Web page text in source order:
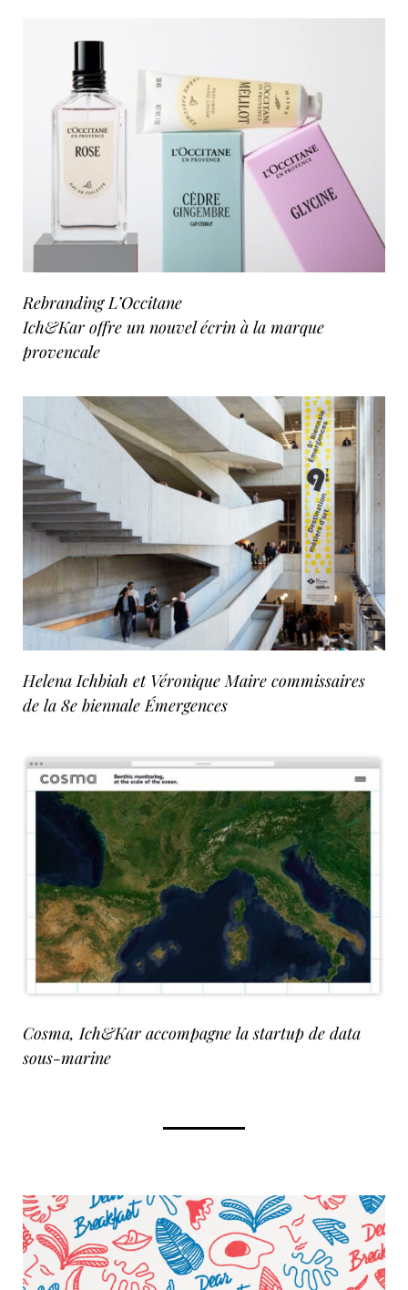
Rebranding L’Occitane
Ich&Kar offre un nouvel écrin à la marque
provencale
Helena Ichbiah et Véronique Maire commissaires
de la 8e biennale Émergences
Cosma, Ich&Kar accompagne la startup de data
sous-marine